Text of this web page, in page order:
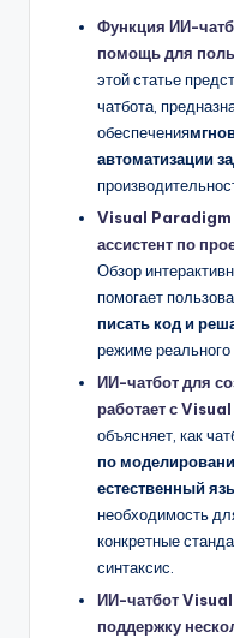
Функция ИИ-
помощь для
этой статье
чатбота,
обеспечения
автоматизации
Visual Paradigm
ассистент по
Обзор
помогает
писать код и
режиме реального
ИИ-чатбот для
работает с
объясняет, как
по
естественный
необходимость
конкретные
синтаксис.
ИИ-чатбот
поддержку